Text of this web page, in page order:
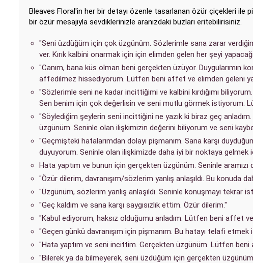
Bleaves Floral'in her bir detayı özenle tasarlanan özür çiçekleri ile
bir özür mesajıyla sevdiklerinizle aranızdaki buzları eritebilirisiniz.
"Seni üzdüğüm için çok üzgünüm. Sözlerimle sana zarar
ver. Kırık kalbini onarmak için için elimden gelen her şeyi
"Canım, bana küs olman beni gerçekten üzüyor.
affedilmez hissediyorum. Lütfen beni affet ve elimden geleni
"Sözlerimle seni ne kadar incittiğimi ve kalbini kırdığımı
Sen benim için çok değerlisin ve seni mutlu görmek istiyorum.
"Söylediğim şeylerin seni incittiğini ne yazık ki biraz geç
üzgünüm. Seninle olan ilişkimizin değerini biliyorum ve seni
"Geçmişteki hatalarımdan dolayı pişmanım. Sana karşı
duyuyorum. Seninle olan ilişkimizde daha iyi bir noktaya
Hata yaptım ve bunun için gerçekten üzgünüm. Seninle
"Özür dilerim, davranışım/sözlerim yanlış anlaşıldı. Bu konuda
"Üzgünüm, sözlerim yanlış anlaşıldı. Seninle konuşmayı tekrar
"Geç kaldım ve sana karşı saygısızlık ettim. Özür dilerim."
"Kabul ediyorum, haksız olduğumu anladım. Lütfen beni affet
"Geçen günkü davranışım için pişmanım. Bu hatayı telafi
"Hata yaptım ve seni incittim. Gerçekten üzgünüm. Lütfen
"Bilerek ya da bilmeyerek, seni üzdüğüm için gerçekten